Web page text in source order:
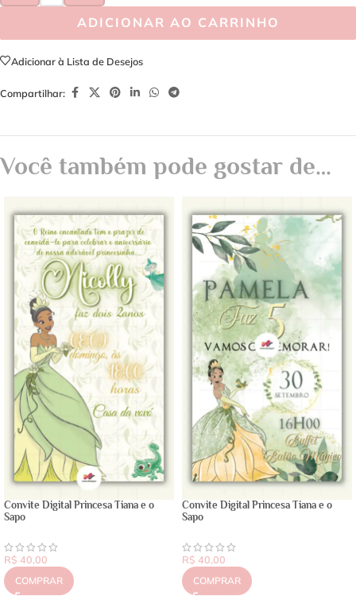
ADICIONAR AO CARRINHO
Adicionar à Lista de Desejos
Compartilhar:
Você também pode gostar de…
Convite Digital Princesa Tiana e o
Sapo
R$ 40,00
COMPRAR
Convite Digital Princesa Tiana e o
Sapo
R$ 40,00
COMPRAR